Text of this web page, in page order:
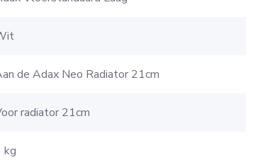
de Adax Neo Radiator 21cm
radiator 21cm
kg